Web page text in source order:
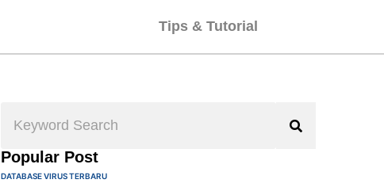
Tips & Tutorial
Popular Post
DATABASE VIRUS TERBARU